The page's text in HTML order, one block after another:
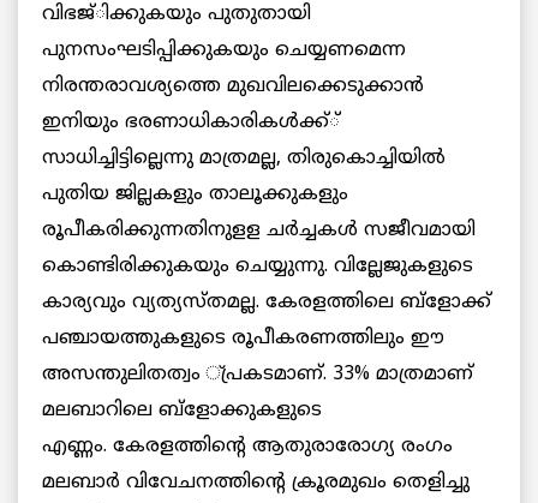
വിഭജ്ിക്കുകയും പുതുതായി
പുനസംഘടിപ്പിക്കുകയും ചെയ്യണമെന്ന
നിരന്തരാവശ്യത്തെ മുഖവിലക്കെടുക്കാന്‍
ഇനിയും ഭരണാധികാരികള്‍ക്ക്്
സാധിച്ചിട്ടില്ലെന്നു മാത്രമല്ല, തിരുകൊച്ചിയില്‍
പുതിയ ജില്ലകളും താലൂക്കുകളും
രൂപീകരിക്കുന്നതിനുളള ചര്‍ച്ചകള്‍ സജീവമായി
കൊണ്ടിരിക്കുകയും ചെയ്യുന്നു. വില്ലേജുകളുടെ
കാര്യവും വ്യത്യസ്തമല്ല. കേരളത്തിലെ ബ്ളോക്ക്
പഞ്ചായത്തുകളുടെ രൂപീകരണത്തിലും ഈ
അസന്തുലിതത്വം ്പ്രകടമാണ്. 33% മാത്രമാണ്
മലബാറിലെ ബ്ളോക്കുകളുടെ
എണ്ണം. കേരളത്തിന്റെ ആതുരാരോഗ്യ രംഗം
മലബാര്‍ വിവേചനത്തിന്റെ ക്രൂരമുഖം തെളിച്ചു